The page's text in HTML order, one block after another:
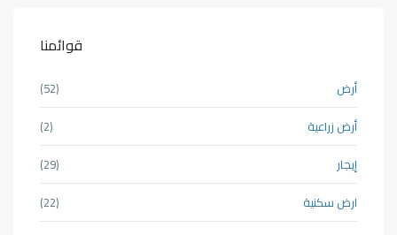
قوائمنا
أرض
(52)
أرض زراعية
(2)
إيجار
(29)
ارض سكنية
(22)